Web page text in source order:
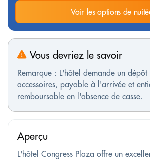
Voir les options de
Vous devriez le savoir
Remarque : L'hôtel demande un
accessoires, payable à l'arrivée et
remboursable en l'absence de casse.
Aperçu
L'hôtel Congress Plaza offre un